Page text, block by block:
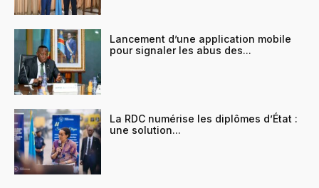
Lancement d’une application mobile
pour signaler les abus des...
La RDC numérise les diplômes d’État :
une solution...